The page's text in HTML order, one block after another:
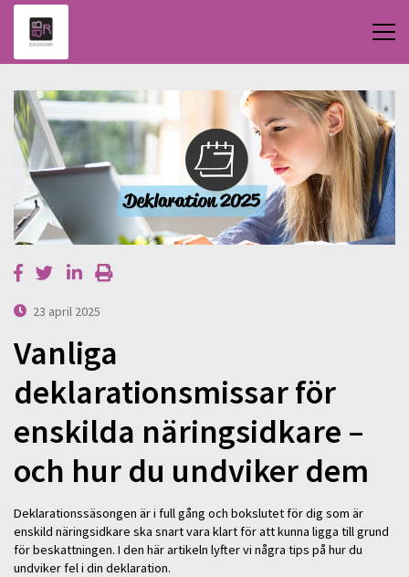
23 april 2025
Vanliga
deklarationsmissar för
enskilda näringsidkare –
och hur du undviker dem
Deklarationssäsongen är i full gång och bokslutet för dig som är
enskild näringsidkare ska snart vara klart för att kunna ligga till grund
för beskattningen. I den här artikeln lyfter vi några tips på hur du
undviker fel i din deklaration.